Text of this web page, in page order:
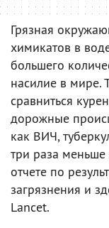
Грязная
химикатов в
большего
насилие в мире.
сравниться
дорожные
как ВИЧ,
три раза
отчете по
загрязнения и
Lancet.